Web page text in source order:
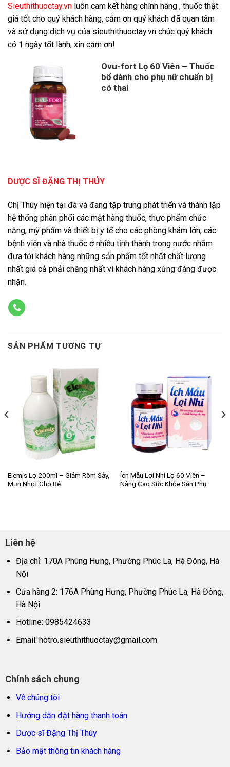
Sieuthithuoctay.vn luôn cam kết hàng chính hãng , thuốc thật
giá tốt cho quý khách hàng, cảm ơn quý khách đã quan tâm
và sử dụng dịch vụ của sieuthithuoctay.vn chúc quý khách
có 1 ngày tốt lành, xin cảm ơn!
Ovu-fort Lọ 60 Viên – Thuốc
bổ dành cho phụ nữ chuẩn bị
có thai
DƯỢC SĨ ĐẶNG THỊ THÚY
Chị Thúy hiện tại đã và đang tập trung phát triển và thành lập
hệ thống phân phối các mặt hàng thuốc, thực phẩm chức
năng, mỹ phẩm và thiết bị y tế cho các phòng khám lớn, các
bệnh viện và nhà thuốc ở nhiều tỉnh thành trong nước nhằm
đưa tới khách hàng những sản phẩm tốt nhất chất lượng
nhất giá cả phải chăng nhất vì khách hàng xứng đáng được
nhận.
SẢN PHẨM TƯƠNG TỰ
Elemis Lọ 200ml – Giảm Rôm Sảy,
Mụn Nhọt Cho Bé
Ích Mẫu Lợi Nhi Lọ 60 Viên –
Nâng Cao Sức Khỏe Sản Phụ
Liên hệ
Địa chỉ: 170A Phùng Hưng, Phường Phúc La, Hà Đông, Hà
Nội
Cửa hàng 2: 176A Phùng Hưng, Phường Phúc La, Hà Đông,
Hà Nội
Hotline: 0985424633
Email: hotro.sieuthithuoctay@gmail.com
Chính sách chung
Về chúng tôi
Hướng dẫn đặt hàng thanh toán
Dược sĩ Đặng Thị Thúy
Bảo mật thông tin khách hàng